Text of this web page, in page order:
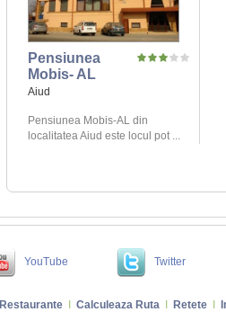
Pensiunea
Mobis- AL
Aiud
Pensiunea Mobis-AL din
localitatea Aiud este locul pot ...
YouTube Twitter
Restaurante Calculeaza Ruta Retete